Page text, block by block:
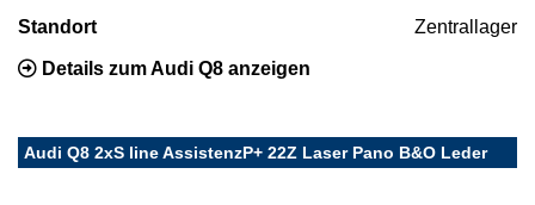
Standort Zentrallager
Details zum Audi Q8 anzeigen
Audi Q8 2xS line AssistenzP+ 22Z Laser Pano B&O Leder